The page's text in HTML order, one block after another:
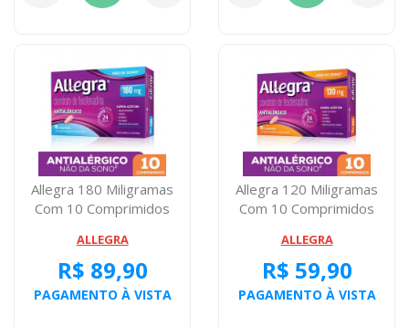
Allegra 180 Miligramas
Com 10 Comprimidos
ALLEGRA
R$ 89,90
PAGAMENTO À VISTA
Allegra 120 Miligramas
Com 10 Comprimidos
ALLEGRA
R$ 59,90
PAGAMENTO À VISTA